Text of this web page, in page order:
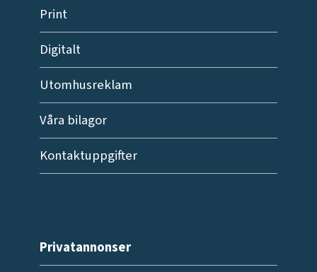
Print
Digitalt
Utomhusreklam
Våra bilagor
Kontaktuppgifter
Privatannonser